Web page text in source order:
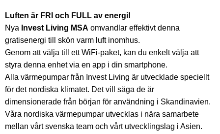
Luften är FRI och FULL av energi!
Nya Invest Living MSA omvandlar effektivt denna
gratisenergi till skön varm luft inomhus.
Genom att välja till ett WiFi-paket, kan du enkelt välja att
styra denna enhet via en app i din smartphone.
Alla värmepumpar från Invest Living är utvecklade speciellt
för det nordiska klimatet. Det vill säga de är
dimensionerade från början för användning i Skandinavien.
Våra nordiska värmepumpar utvecklas i nära samarbete
mellan vårt svenska team och vårt utvecklingslag i Asien.